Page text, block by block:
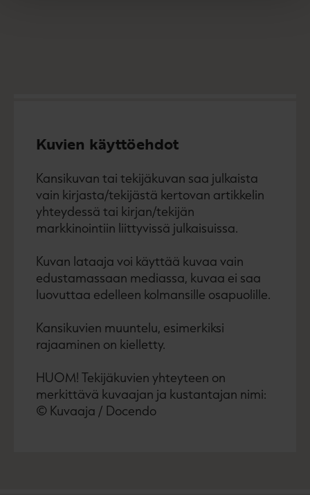
Kuvien käyttöehdot
Kansikuvan tai tekijäkuvan saa julkaista
vain kirjasta/tekijästä kertovan artikkelin
yhteydessä tai kirjan/tekijän
markkinointiin liittyvissä julkaisuissa.
Kuvan lataaja voi käyttää kuvaa vain
edustamassaan mediassa, kuvaa ei saa
luovuttaa edelleen kolmansille osapuolille.
Kansikuvien muuntelu, esimerkiksi
rajaaminen on kielletty.
HUOM! Tekijäkuvien yhteyteen on
merkittävä kuvaajan ja kustantajan nimi:
© Kuvaaja / Docendo